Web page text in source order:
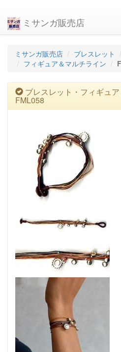
ミサンガ販売店
ミサンガ販売店 ブレスレット
フィギュア＆マルチライン
ブレスレット・フィギュ
FML058